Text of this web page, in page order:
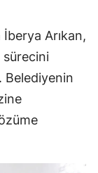
Arıkan,
sürecini
Belediyenin